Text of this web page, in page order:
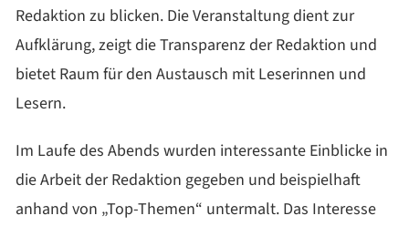
Redaktion zu blicken. Die Veranstaltung dient zur
Aufklärung, zeigt die Transparenz der Redaktion und
bietet Raum für den Austausch mit Leserinnen und
Lesern.
Im Laufe des Abends wurden interessante Einblicke in
die Arbeit der Redaktion gegeben und beispielhaft
anhand von „Top-Themen“ untermalt. Das Interesse